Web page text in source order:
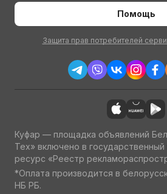
Помощь
Защита прав потребителей
Куфар — площадка объявлений
Тех» включено в
ресурс «Реестр
*Оплата производится в
НБ РБ.